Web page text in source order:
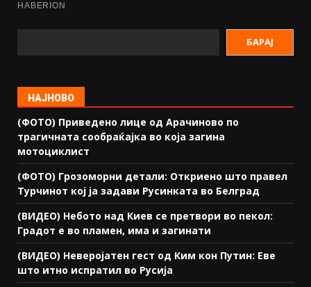
БАРАЈ
НАЈНОВО
(ФОТО) Приведено лице од Арачиново по
трагичната сообраќајка во која загина
мотоциклист
(ФОТО) Грозоморни детали: Откриено што правел
Турчинот кој ја задави Русинката во Белград
(ВИДЕО) Небото над Киев се претвори во пекол:
Градот е во пламен, има и загинати
(ВИДЕО) Неверојатен гест од Ким кон Путин: Еве
што итно испратил во Русија